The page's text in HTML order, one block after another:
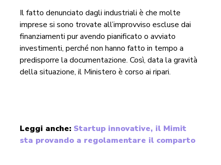
Il fatto denunciato dagli industriali è che molte
imprese si sono trovate all’improvviso escluse dai
finanziamenti pur avendo pianificato o avviato
investimenti, perché non hanno fatto in tempo a
predisporre la documentazione. Così, data la gravità
della situazione, il Ministero è corso ai ripari.
Leggi anche: Startup innovative, il Mimit
sta provando a regolamentare il comparto